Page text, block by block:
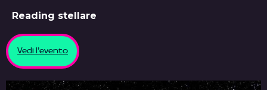
Reading stellare
Vedi l'evento